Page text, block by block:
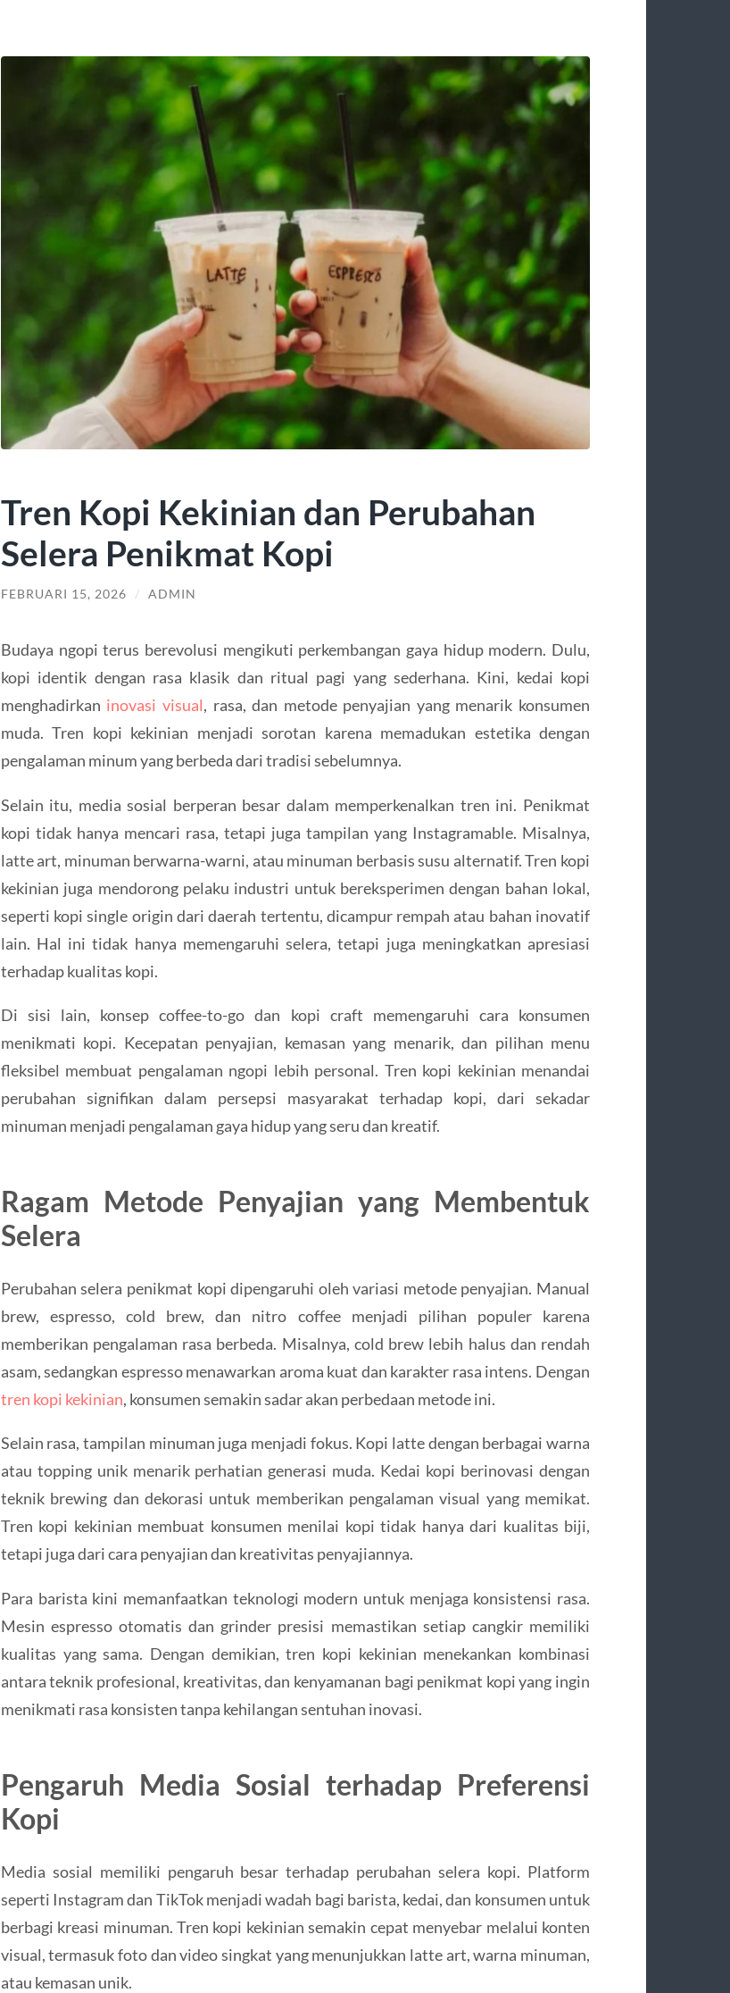
Tren Kopi Kekinian dan Perubahan
Selera Penikmat Kopi
FEBRUARI 15, 2026 / ADMIN
Budaya ngopi terus berevolusi mengikuti perkembangan gaya hidup modern. Dulu,
kopi identik dengan rasa klasik dan ritual pagi yang sederhana. Kini, kedai kopi
menghadirkan inovasi visual, rasa, dan metode penyajian yang menarik konsumen
muda. Tren kopi kekinian menjadi sorotan karena memadukan estetika dengan
pengalaman minum yang berbeda dari tradisi sebelumnya.
Selain itu, media sosial berperan besar dalam memperkenalkan tren ini. Penikmat
kopi tidak hanya mencari rasa, tetapi juga tampilan yang Instagramable. Misalnya,
latte art, minuman berwarna-warni, atau minuman berbasis susu alternatif. Tren kopi
kekinian juga mendorong pelaku industri untuk bereksperimen dengan bahan lokal,
seperti kopi single origin dari daerah tertentu, dicampur rempah atau bahan inovatif
lain. Hal ini tidak hanya memengaruhi selera, tetapi juga meningkatkan apresiasi
terhadap kualitas kopi.
Di sisi lain, konsep coffee-to-go dan kopi craft memengaruhi cara konsumen
menikmati kopi. Kecepatan penyajian, kemasan yang menarik, dan pilihan menu
fleksibel membuat pengalaman ngopi lebih personal. Tren kopi kekinian menandai
perubahan signifikan dalam persepsi masyarakat terhadap kopi, dari sekadar
minuman menjadi pengalaman gaya hidup yang seru dan kreatif.
Ragam Metode Penyajian yang Membentuk
Selera
Perubahan selera penikmat kopi dipengaruhi oleh variasi metode penyajian. Manual
brew, espresso, cold brew, dan nitro coffee menjadi pilihan populer karena
memberikan pengalaman rasa berbeda. Misalnya, cold brew lebih halus dan rendah
asam, sedangkan espresso menawarkan aroma kuat dan karakter rasa intens. Dengan
tren kopi kekinian, konsumen semakin sadar akan perbedaan metode ini.
Selain rasa, tampilan minuman juga menjadi fokus. Kopi latte dengan berbagai warna
atau topping unik menarik perhatian generasi muda. Kedai kopi berinovasi dengan
teknik brewing dan dekorasi untuk memberikan pengalaman visual yang memikat.
Tren kopi kekinian membuat konsumen menilai kopi tidak hanya dari kualitas biji,
tetapi juga dari cara penyajian dan kreativitas penyajiannya.
Para barista kini memanfaatkan teknologi modern untuk menjaga konsistensi rasa.
Mesin espresso otomatis dan grinder presisi memastikan setiap cangkir memiliki
kualitas yang sama. Dengan demikian, tren kopi kekinian menekankan kombinasi
antara teknik profesional, kreativitas, dan kenyamanan bagi penikmat kopi yang ingin
menikmati rasa konsisten tanpa kehilangan sentuhan inovasi.
Pengaruh Media Sosial terhadap Preferensi
Kopi
Media sosial memiliki pengaruh besar terhadap perubahan selera kopi. Platform
seperti Instagram dan TikTok menjadi wadah bagi barista, kedai, dan konsumen untuk
berbagi kreasi minuman. Tren kopi kekinian semakin cepat menyebar melalui konten
visual, termasuk foto dan video singkat yang menunjukkan latte art, warna minuman,
atau kemasan unik.